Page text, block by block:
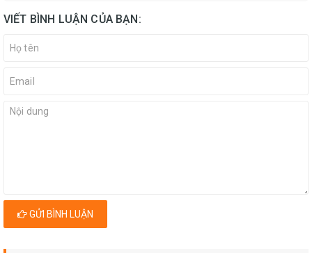
VIẾT BÌNH LUẬN CỦA BẠN:
GỬI BÌNH LUẬN